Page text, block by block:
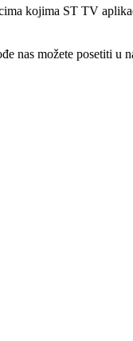
kojima ST TV
nas možete posetiti u